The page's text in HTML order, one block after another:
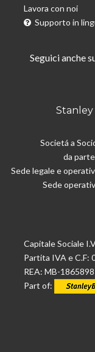
Lavora con noi
Supporto in
Seguici anche
Stanley
Societá a
da
Sede legale e
Sede
Capitale Sociale
Partita IVA e C.F:
REA: MB-1865898
Part of: